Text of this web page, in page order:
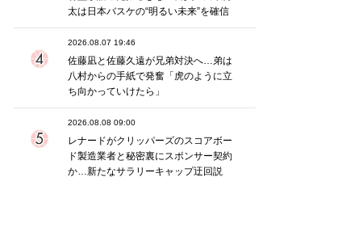
太は日本バスケの“明るい未来”を確信
2026.08.07 19:46
佐藤凪と佐藤久遠が兄弟対決へ…弟は
八村からの手紙で発奮「虎のように立
ち向かっていけたら」
2026.08.08 09:00
レナードがクリッパーズのスコアボー
ド製造業者と秘密裏にスポンサー契約
か‬…新たなサラリーキャップ迂回説